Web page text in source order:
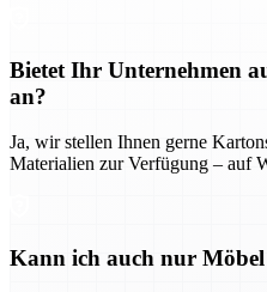
Bietet Ihr Unternehmen
an?
Ja, wir stellen Ihnen gerne
Materialien zur Verfügung – auf
Kann ich auch nur Möbel